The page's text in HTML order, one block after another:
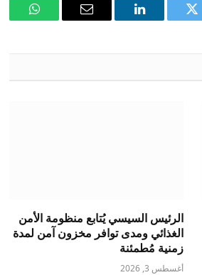
تويتر لينكدإن
البريد
واتساب
الرئيس السيسي يُتابع منظومة الأمن
الغذائي ومدى توافر مخزون آمن لمدة
زمنية مُطمئنة
أغسطس 3, 2026